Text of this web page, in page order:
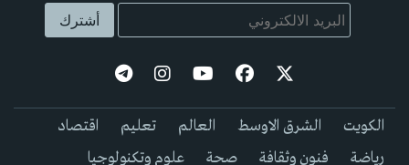
الكويت الشرق الاوسط العالم تعليم
اقتصاد
رياضة
فنون وثقافة صحة علوم وتكنولوجيا